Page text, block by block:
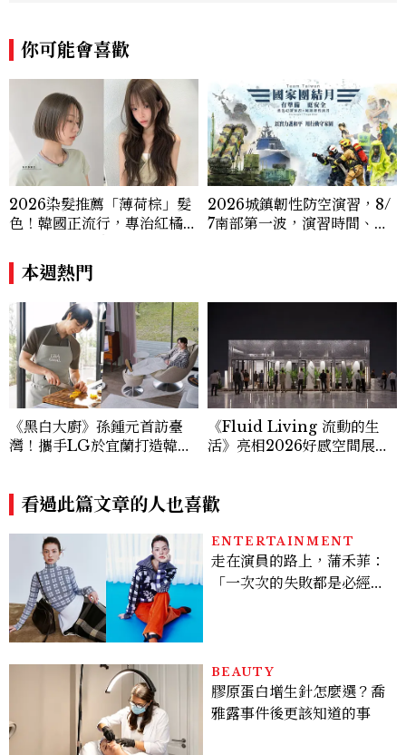
你可能會喜歡
2026染髮推薦「薄荷棕」髮
色！韓國正流行，專治紅橘
2026城鎮韌性防空演習，8/
7南部第一波，演習時間、可
本週熱門
《黑白大廚》孫鍾元首訪臺
灣！攜手LG於宜蘭打造韓式
《Fluid Living 流動的生
活》亮相2026好感空間展！
看過此篇文章的人也喜歡
ENTERTAINMENT
走在演員的路上，蒲禾菲：
「一次次的失敗都是必經過
BEAUTY
膠原蛋白增生針怎麼選？喬
雅露事件後更該知道的事